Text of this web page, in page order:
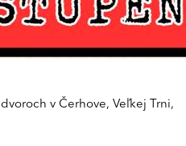
v Čerhove, Veľkej Trni,